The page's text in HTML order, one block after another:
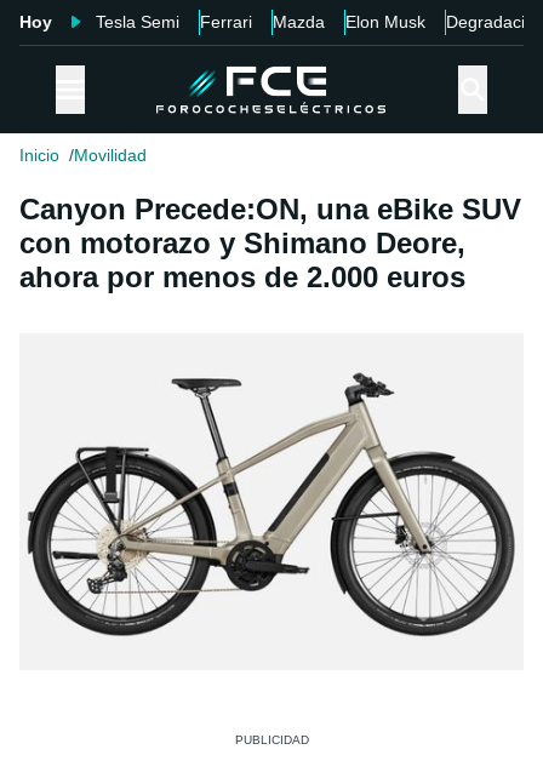
Hoy Tesla Semi Ferrari Mazda Elon Musk Degradación
Inicio Movilidad
Canyon Precede:ON, una eBike SUV
con motorazo y Shimano Deore,
ahora por menos de 2.000 euros